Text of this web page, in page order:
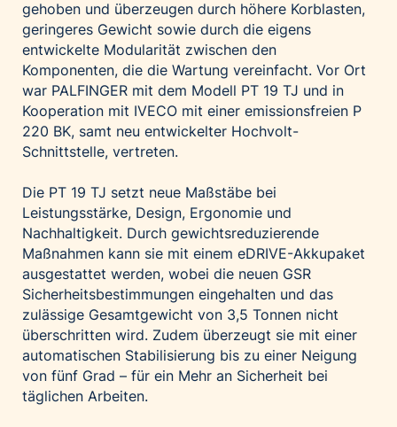
gehoben und überzeugen durch höhere Korblasten,
geringeres Gewicht sowie durch die eigens
entwickelte Modularität zwischen den
Komponenten, die die Wartung vereinfacht. Vor Ort
war PALFINGER mit dem Modell PT 19 TJ und in
Kooperation mit IVECO mit einer emissionsfreien P
220 BK, samt neu entwickelter Hochvolt-
Schnittstelle, vertreten.
Die PT 19 TJ setzt neue Maßstäbe bei
Leistungsstärke, Design, Ergonomie und
Nachhaltigkeit. Durch gewichtsreduzierende
Maßnahmen kann sie mit einem eDRIVE-Akkupaket
ausgestattet werden, wobei die neuen GSR
Sicherheitsbestimmungen eingehalten und das
zulässige Gesamtgewicht von 3,5 Tonnen nicht
überschritten wird. Zudem überzeugt sie mit einer
automatischen Stabilisierung bis zu einer Neigung
von fünf Grad – für ein Mehr an Sicherheit bei
täglichen Arbeiten.